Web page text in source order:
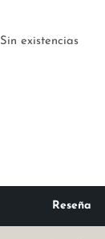
Sin existencias
Reseña